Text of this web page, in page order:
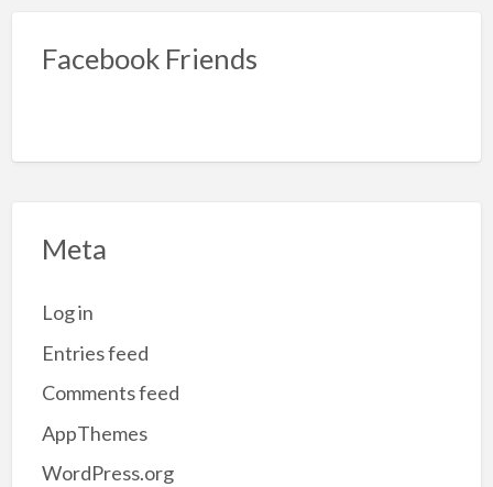
Facebook Friends
Meta
Log in
Entries feed
Comments feed
AppThemes
WordPress.org